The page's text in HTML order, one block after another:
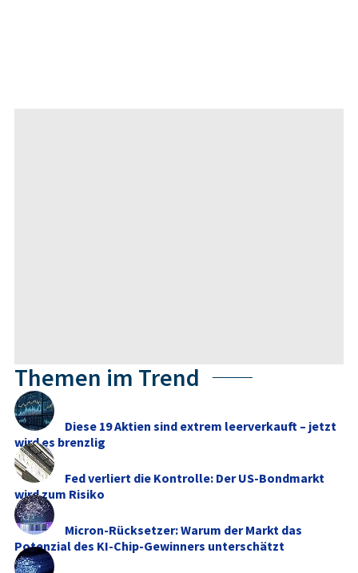
Themen im Trend
Diese 19 Aktien sind extrem leerverkauft – jetzt
wird es brenzlig
Fed verliert die Kontrolle: Der US-Bondmarkt
wird zum Risiko
Micron-Rücksetzer: Warum der Markt das
Potenzial des KI-Chip-Gewinners unterschätzt